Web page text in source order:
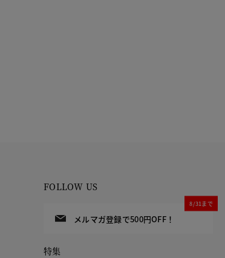
FOLLOW US
メルマガ登録で500円OFF！
8/31まで
特集